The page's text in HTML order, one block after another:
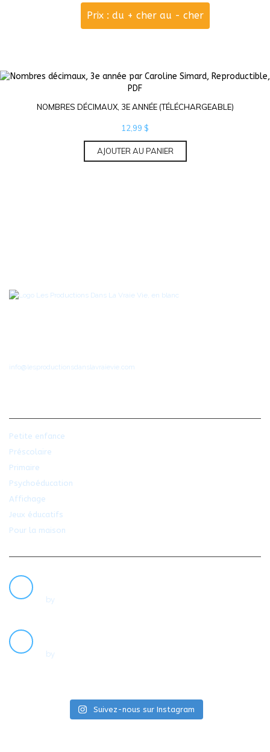
Prix : du + cher au - cher
NOMBRES DÉCIMAUX, 3E ANNÉE (TÉLÉCHARGEABLE)
12,99 $
AJOUTER AU PANIER
info@lesproductionsdanslavraievie.com
Petite enfance
Préscolaire
Primaire
Psychoéducation
Affichage
Jeux éducatifs
Pour la maison
by
by
Suivez-nous sur Instagram